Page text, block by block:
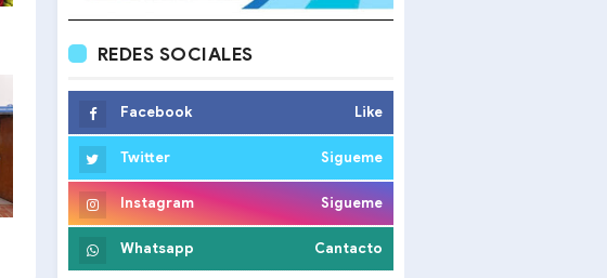
REDES SOCIALES
Facebook Like
Twitter Sigueme
Instagram Sigueme
Whatsapp Cantacto